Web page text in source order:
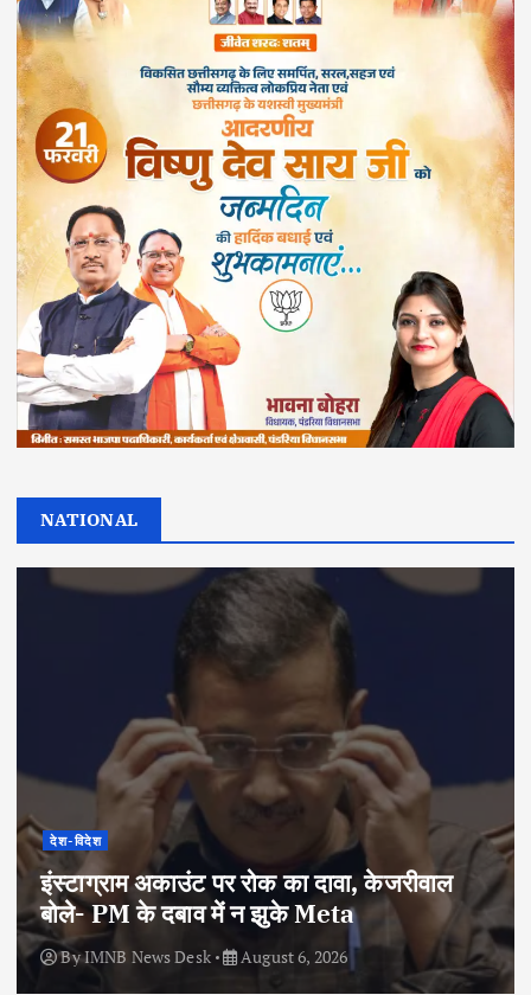
NATIONAL
देश-विदेश
इंस्टाग्राम अकाउंट पर रोक का दावा, केजरीवाल
बोले- PM के दबाव में न झुके Meta
ByIMNB News Desk August 6, 2026